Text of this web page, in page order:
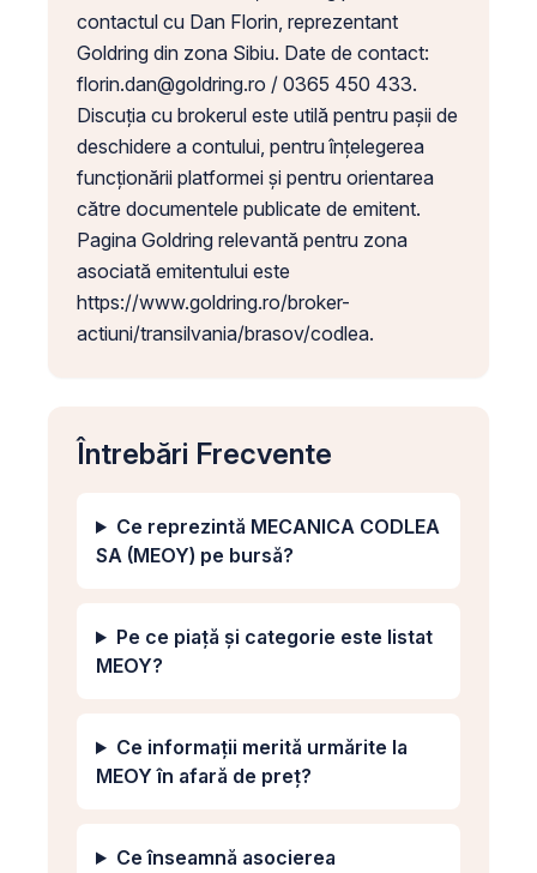
contactul cu Dan Florin, reprezentant
Goldring din zona Sibiu. Date de contact:
florin.dan@goldring.ro / 0365 450 433.
Discuția cu brokerul este utilă pentru pașii de
deschidere a contului, pentru înțelegerea
funcționării platformei și pentru orientarea
către documentele publicate de emitent.
Pagina Goldring relevantă pentru zona
asociată emitentului este
https://www.goldring.ro/broker-
actiuni/transilvania/brasov/codlea.
Întrebări Frecvente
Ce reprezintă MECANICA CODLEA
SA (MEOY) pe bursă?
Pe ce piață și categorie este listat
MEOY?
Ce informații merită urmărite la
MEOY în afară de preț?
Ce înseamnă asocierea